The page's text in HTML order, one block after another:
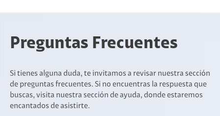
Preguntas Frecuentes
Si tienes alguna duda, te invitamos a revisar nuestra sección
de preguntas frecuentes. Si no encuentras la respuesta que
buscas, visita nuestra sección de ayuda, donde estaremos
encantados de asistirte.